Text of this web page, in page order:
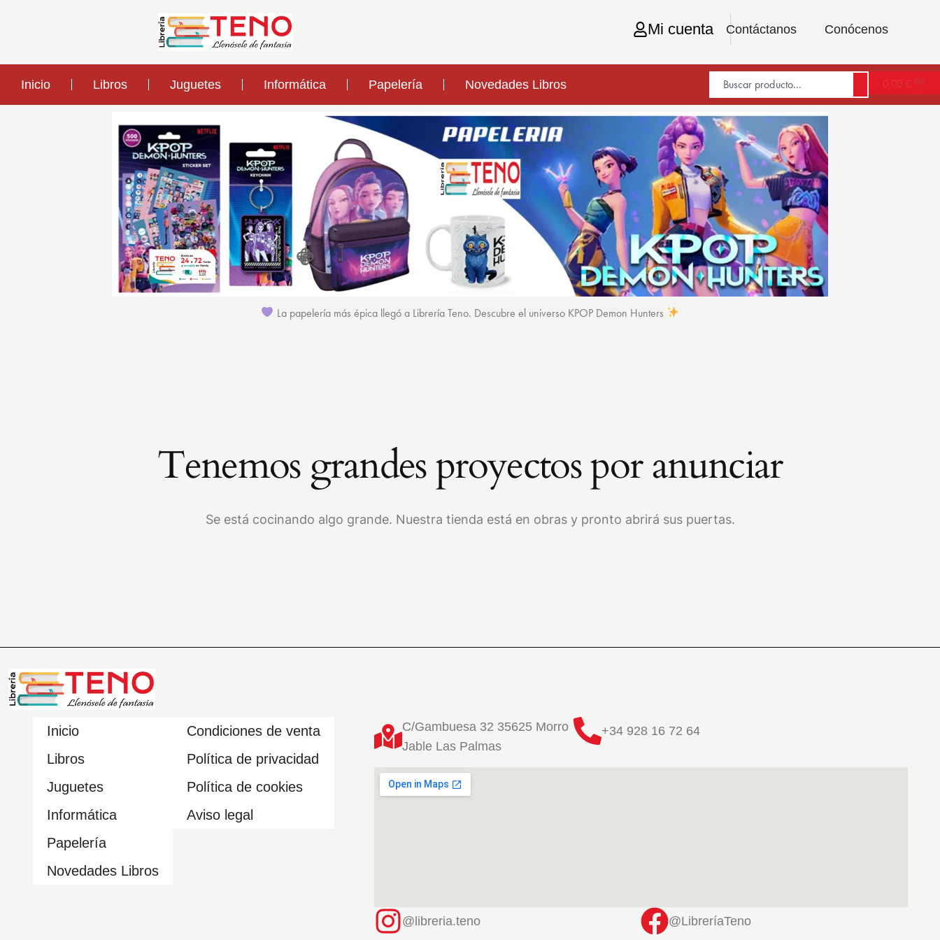
Contáctanos Conócenos
Mi cuenta
Inicio Libros Juguetes Informática Papelería Novedades Libros 0,00 €
La papelería más épica llegó a Librería Teno. Descubre el universo KPOP Demon Hunters
Tenemos grandes proyectos por anunciar
Se está cocinando algo grande. Nuestra tienda está en obras y pronto abrirá sus puertas.
Inicio
Libros
Juguetes
Informática
Papelería
Novedades Libros
Condiciones de venta
Política de privacidad
Política de cookies
Aviso legal
C/Gambuesa 32 35625 Morro
Jable Las Palmas
+34 928 16 72 64
@libreria.teno @LibreríaTeno